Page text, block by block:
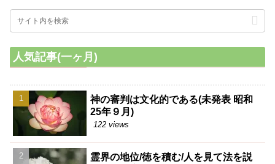
人気記事(一ヶ月)
神の審判は文化的である(未発表 昭和
25年９月)
122 views
霊界の地位/徳を積む/人を見て法を説